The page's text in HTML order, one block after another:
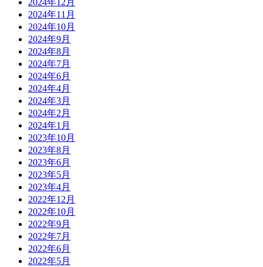
2024年12月
2024年11月
2024年10月
2024年9月
2024年8月
2024年7月
2024年6月
2024年4月
2024年3月
2024年2月
2024年1月
2023年10月
2023年8月
2023年6月
2023年5月
2023年4月
2022年12月
2022年10月
2022年9月
2022年7月
2022年6月
2022年5月